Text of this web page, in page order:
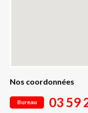
Nos coordonnées
Bureau 03 59